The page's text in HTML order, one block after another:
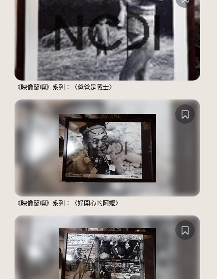
《映像蘭嶼》系列：〈爸爸是戰士〉
《映像蘭嶼》系列：〈好開心的阿嬤〉